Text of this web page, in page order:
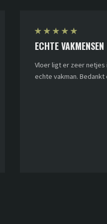
★ ★ ★ ★ ★
ECHTE VAKMENSEN
Vloer ligt er zeer netjes
echte vakman.